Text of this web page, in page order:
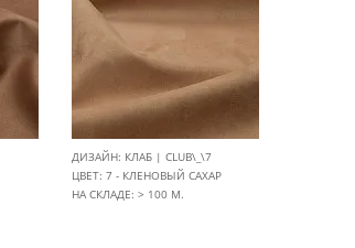
ДИЗАЙН: КЛАБ | CLUB\_\7
ЦВЕТ: 7 - КЛЕНОВЫЙ САХАР
НА СКЛАДЕ: > 100 М.